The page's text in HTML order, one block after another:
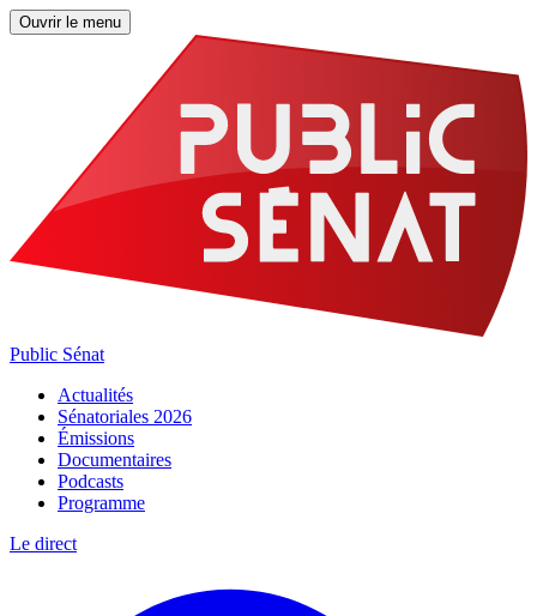
Ouvrir le menu
Public Sénat
Actualités
Sénatoriales 2026
Émissions
Documentaires
Podcasts
Programme
Le direct